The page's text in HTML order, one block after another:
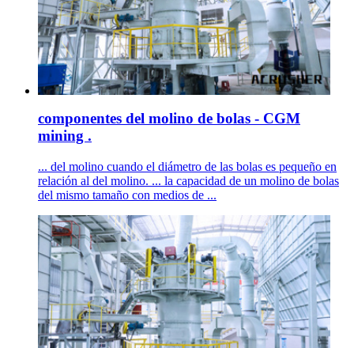
componentes del molino de bolas - CGM
mining .
... del molino cuando el diámetro de las bolas es pequeño en
relación al del molino. ... la capacidad de un molino de bolas
del mismo tamaño con medios de ...